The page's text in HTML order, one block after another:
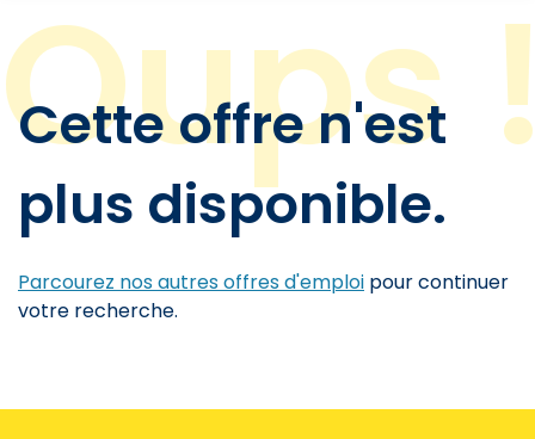
Cette offre n'est
plus disponible.
Parcourez nos autres offres d'emploi pour continuer
votre recherche.